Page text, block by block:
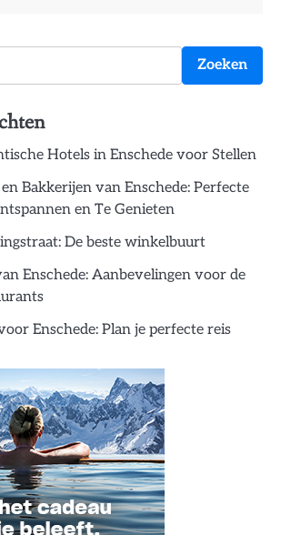
Zoeken
Hotels in Enschede voor Stellen
Bakkerijen van Enschede: Perfecte
en Te Genieten
De beste winkelbuurt
Enschede: Aanbevelingen voor de
Enschede: Plan je perfecte reis